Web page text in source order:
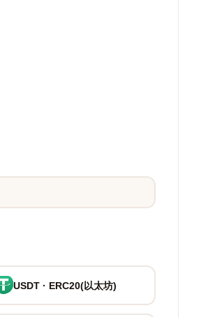
USDT · ERC20(以太坊)